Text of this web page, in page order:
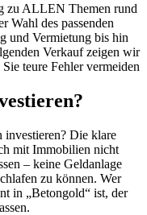
zu ALLEN Themen rund
Wahl des passenden
und Vermietung bis hin
Verkauf zeigen wir
teure Fehler vermeiden
investieren? Die klare
mit Immobilien nicht
– keine Geldanlage
zu können. Wer
in „Betongold“ ist, der